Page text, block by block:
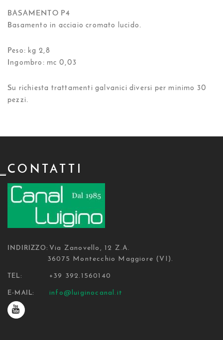
BASAMENTO P4
Basamento in acciaio cromato lucido.
Peso: kg 2,8
Ingombro: mc 0,03
Su richiesta trattamenti galvanici diversi per minimo 30
pezzi.
CONTATTI
INDIRIZZO: Via Zanovello, 12 Z.A.
36075 Montecchio Maggiore (VI).
TEL: +39 392.1560140
E-MAIL: info@luiginocanal.it